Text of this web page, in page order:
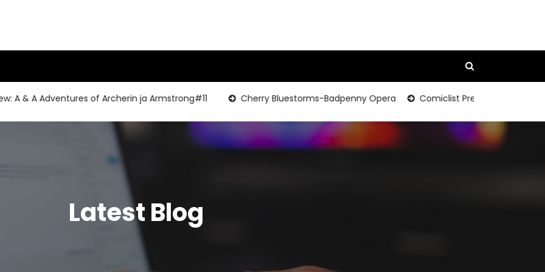
A Adventures of Archerin ja Armstrong#11 Cherry Bluestorms-Badpenny Opera Comiclist Preview: A & A
Latest Blog